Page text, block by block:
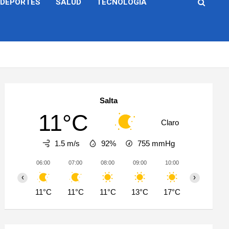
DEPORTES SALUD TECNOLOGÍA
Salta
11°C Claro
1.5 m/s 92% 755 mmHg
06:00
11°C
07:00
11°C
08:00
11°C
09:00
13°C
10:00
17°C
‹ ›